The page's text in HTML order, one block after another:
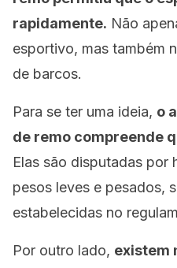
rapidamente. Não
esportivo, mas também
de barcos.
Para se ter uma ideia, o
de remo compreende
Elas são disputadas por
pesos leves e pesados,
estabelecidas no
Por outro lado, existem